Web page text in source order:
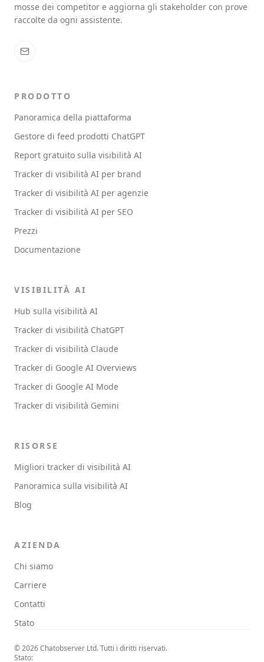
mosse dei competitor e aggiorna gli stakeholder con prove
raccolte da ogni assistente.
PRODOTTO
Panoramica della piattaforma
Gestore di feed prodotti ChatGPT
Report gratuito sulla visibilità AI
Tracker di visibilità AI per brand
Tracker di visibilità AI per agenzie
Tracker di visibilità AI per SEO
Prezzi
Documentazione
VISIBILITÀ AI
Hub sulla visibilità AI
Tracker di visibilità ChatGPT
Tracker di visibilità Claude
Tracker di Google AI Overviews
Tracker di Google AI Mode
Tracker di visibilità Gemini
RISORSE
Migliori tracker di visibilità AI
Panoramica sulla visibilità AI
Blog
AZIENDA
Chi siamo
Carriere
Contatti
Stato
© 2026 Chatobserver Ltd. Tutti i diritti riservati.
Stato: